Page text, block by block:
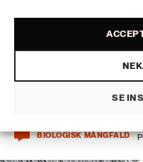
SE
Två nya
BIOLOGISK MÅNGFALD